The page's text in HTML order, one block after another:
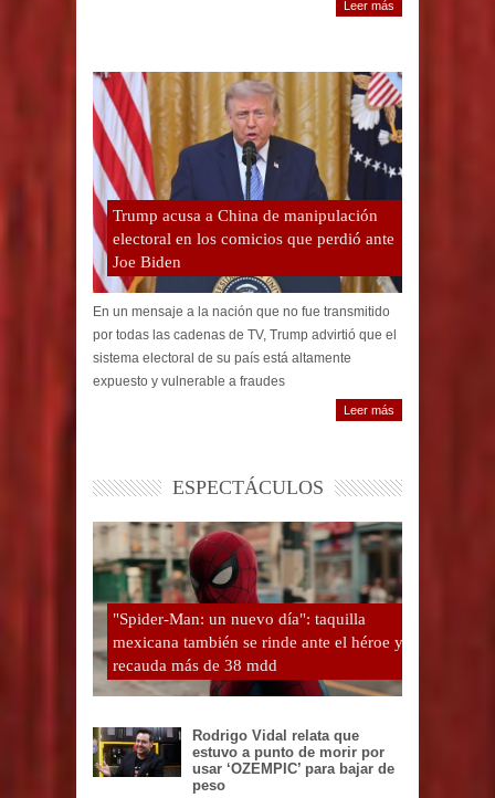
Leer más
Trump acusa a China de manipulación
electoral en los comicios que perdió ante
Joe Biden
En un mensaje a la nación que no fue transmitido
por todas las cadenas de TV, Trump advirtió que el
sistema electoral de su país está altamente
expuesto y vulnerable a fraudes
Leer más
ESPECTÁCULOS
"Spider-Man: un nuevo día": taquilla
mexicana también se rinde ante el héroe y
recauda más de 38 mdd
Rodrigo Vidal relata que
estuvo a punto de morir por
usar ‘OZEMPIC’ para bajar de
peso